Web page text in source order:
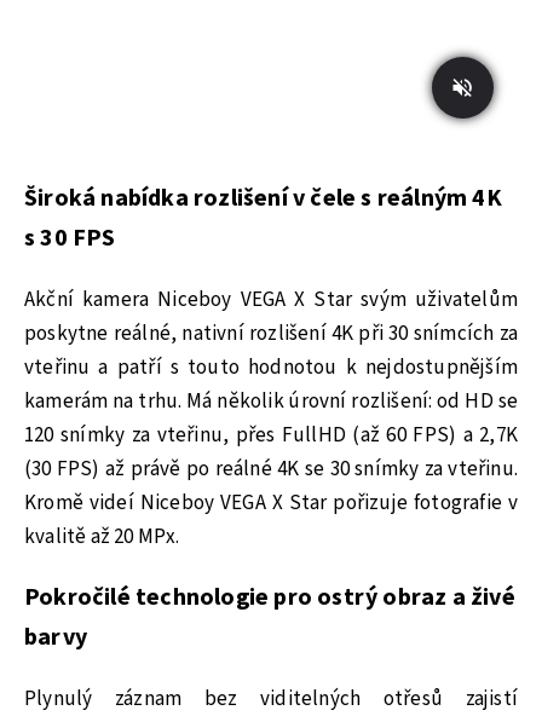
Široká nabídka rozlišení v čele s reálným 4K
s 30 FPS
Akční kamera Niceboy VEGA X Star svým uživatelům
poskytne reálné, nativní rozlišení 4K při 30 snímcích za
vteřinu a patří s touto hodnotou k nejdostupnějším
kamerám na trhu. Má několik úrovní rozlišení: od HD se
120 snímky za vteřinu, přes FullHD (až 60 FPS) a 2,7K
(30 FPS) až právě po reálné 4K se 30 snímky za vteřinu.
Kromě videí Niceboy VEGA X Star pořizuje fotografie v
kvalitě až 20 MPx.
Pokročilé technologie pro ostrý obraz a živé
barvy
Plynulý záznam bez viditelných otřesů zajistí